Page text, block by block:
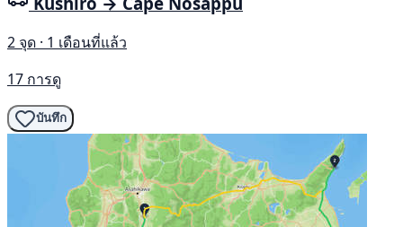
2 จุด · 1 เดือนที่แล้ว
17 การดู
บันทึก